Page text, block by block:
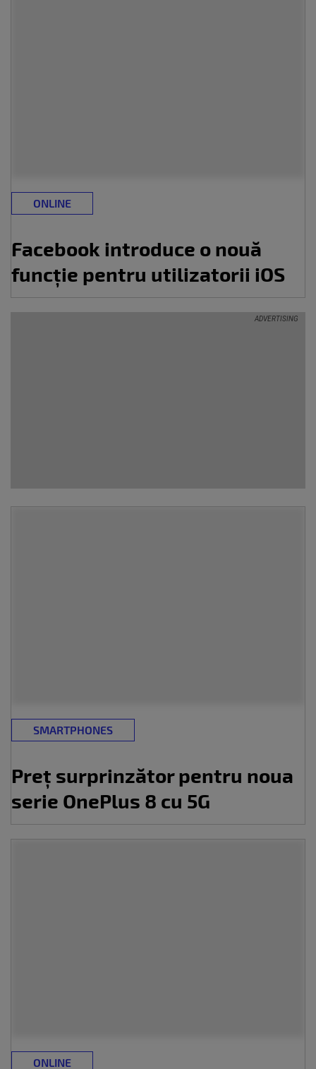
ONLINE
Facebook introduce o nouă
funcție pentru utilizatorii iOS
SMARTPHONES
Preț surprinzător pentru noua
serie OnePlus 8 cu 5G
ONLINE